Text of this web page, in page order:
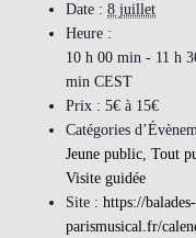
Date : 8 juillet
Heure :
10 h 00 min - 11 h
min CEST
Prix : 5€ à 15€
Catégories
Jeune public, Tout
Visite guidée
Site : https://balades-
parismusical.fr/